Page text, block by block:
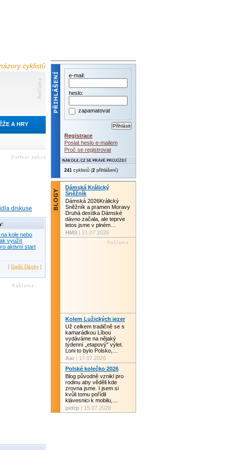
cyklistů
A HRY
diskuse
kole nebo
využít
aktivní start
[ Další články ]
e-mail:
heslo:
zapamatovat
Registrace
Poslat heslo e-mailem
Proč se registrovat
245 cyklistů (2 přihlášení)
Dámská Králický
Sněžník
Dámská 2026Králický
Sněžník a pramen Moravy
Druhá desítka Dámské
dávno začala, ale teprve
letos jsme v plném…
HMS | 21.07.2026
Kolem Lužických jezer
Už celkem tradičně se s
kamarádkou Líbou
vydáváme na nějaký
týdenní „etapový" výlet.
Loni to bylo Polsko,…
Aar | 17.07.2026
Polské kolečko 2026
Blog původně vznikl pro
rodinu aby věděli kde
zrovna jsme. I jsem si
kvůli tomu pořídil
klávesnici k mobilu,…
petrp | 15.07.2026